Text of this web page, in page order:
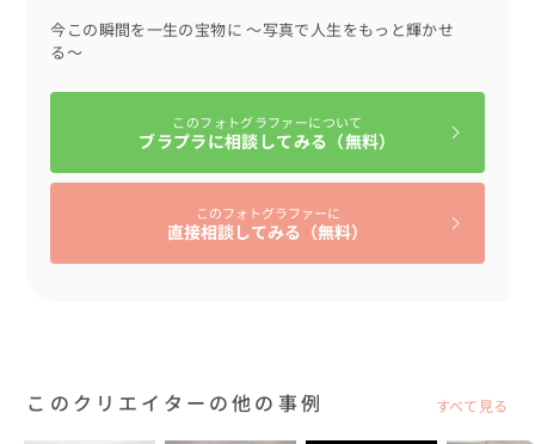
今この瞬間を一生の宝物に 〜写真で人生をもっと輝かせ
る〜
このフォトグラファーについて
ブラプラに相談してみる（無料）
このフォトグラファーに
直接相談してみる（無料）
このクリエイターの他の事例 すべて見る